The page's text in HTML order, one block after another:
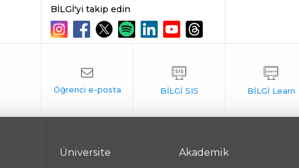
BİLGİ'yi takip edin
Üniversite Akademik